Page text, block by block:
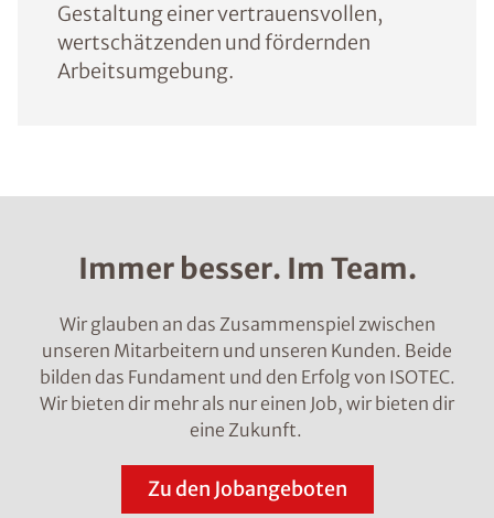
Gestaltung einer vertrauensvollen,
wertschätzenden und fördernden
Arbeitsumgebung.
Immer besser. Im Team.
Wir glauben an das Zusammenspiel zwischen
unseren Mitarbeitern und unseren Kunden. Beide
bilden das Fundament und den Erfolg von ISOTEC.
Wir bieten dir mehr als nur einen Job, wir bieten dir
eine Zukunft.
Zu den Jobangeboten